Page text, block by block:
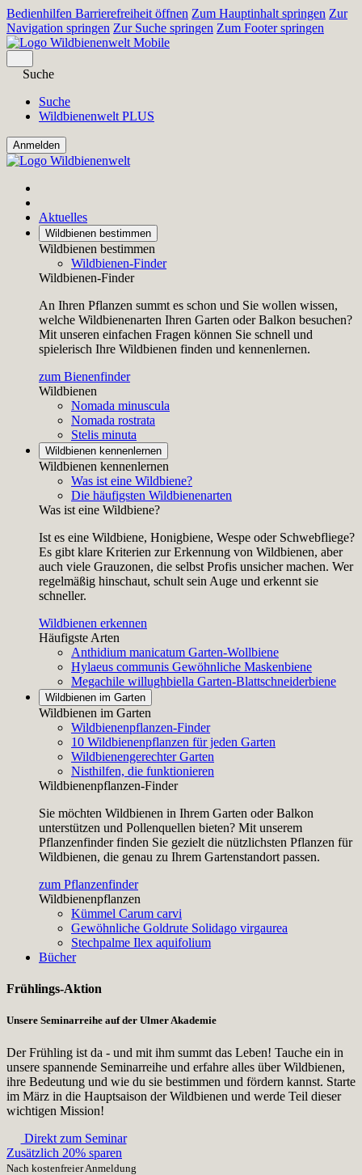
Bedienhilfen Barrierefreiheit öffnen Zum Hauptinhalt springen Zur
Navigation springen Zur Suche springen Zum Footer springen
Suche
Suche
Wildbienenwelt PLUS
Aktuelles
Wildbienen bestimmen
Wildbienen bestimmen
Wildbienen-Finder
Wildbienen-Finder
An Ihren Pflanzen summt es schon und Sie wollen wissen,
welche Wildbienenarten Ihren Garten oder Balkon besuchen?
Mit unseren einfachen Fragen können Sie schnell und
spielerisch Ihre Wildbienen finden und kennenlernen.
zum Bienenfinder
Wildbienen
Nomada minuscula
Nomada rostrata
Stelis minuta
Wildbienen kennenlernen
Wildbienen kennenlernen
Was ist eine Wildbiene?
Die häufigsten Wildbienenarten
Was ist eine Wildbiene?
Ist es eine Wildbiene, Honigbiene, Wespe oder Schwebfliege?
Es gibt klare Kriterien zur Erkennung von Wildbienen, aber
auch viele Grauzonen, die selbst Profis unsicher machen. Wer
regelmäßig hinschaut, schult sein Auge und erkennt sie
schneller.
Wildbienen erkennen
Häufigste Arten
Anthidium manicatum Garten-Wollbiene
Hylaeus communis Gewöhnliche Maskenbiene
Megachile willughbiella Garten-Blattschneiderbiene
Wildbienen im Garten
Wildbienen im Garten
Wildbienenpflanzen-Finder
10 Wildbienenpflanzen für jeden Garten
Wildbienengerechter Garten
Nisthilfen, die funktionieren
Wildbienenpflanzen-Finder
Sie möchten Wildbienen in Ihrem Garten oder Balkon
unterstützen und Pollenquellen bieten? Mit unserem
Pflanzenfinder finden Sie gezielt die nützlichsten Pflanzen für
Wildbienen, die genau zu Ihrem Gartenstandort passen.
zum Pflanzenfinder
Wildbienenpflanzen
Kümmel Carum carvi
Gewöhnliche Goldrute Solidago virgaurea
Stechpalme Ilex aquifolium
Bücher
Frühlings-Aktion
Unsere Seminarreihe auf der Ulmer Akademie
Der Frühling ist da - und mit ihm summt das Leben! Tauche ein in
unsere spannende Seminarreihe und erfahre alles über Wildbienen,
ihre Bedeutung und wie du sie bestimmen und fördern kannst. Starte
im März in die Hauptsaison der Wildbienen und werde Teil dieser
wichtigen Mission!
Direkt zum Seminar
Zusätzlich 20% sparen
Nach kostenfreier Anmeldung